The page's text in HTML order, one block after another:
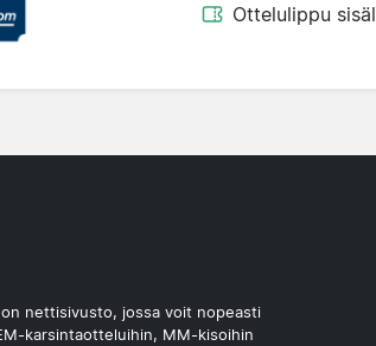
Ottelulippu
nettisivusto, jossa voit nopeasti
karsintaotteluihin, MM-kisoihin